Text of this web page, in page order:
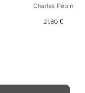
Charles Pépin
21,80 €